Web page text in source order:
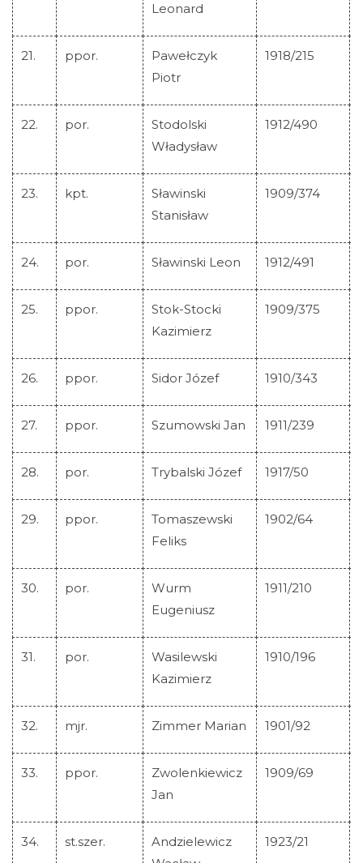
Leonard
21. ppor.
Pawełczyk
Piotr
1918/215
22. por.
Stodolski
Władysław
1912/490
23. kpt.
Sławinski
Stanisław
1909/374
24. por. Sławinski Leon 1912/491
25. ppor.
Stok-Stocki
Kazimierz
1909/375
26. ppor. Sidor Józef 1910/343
27. ppor. Szumowski Jan 1911/239
28. por. Trybalski Józef 1917/50
29. ppor.
Tomaszewski
Feliks
1902/64
30. por.
Wurm
Eugeniusz
1911/210
31. por.
Wasilewski
Kazimierz
1910/196
32. mjr. Zimmer Marian 1901/92
33. ppor.
Zwolenkiewicz
Jan
1909/69
34. st.szer.
Andzielewicz
1923/21